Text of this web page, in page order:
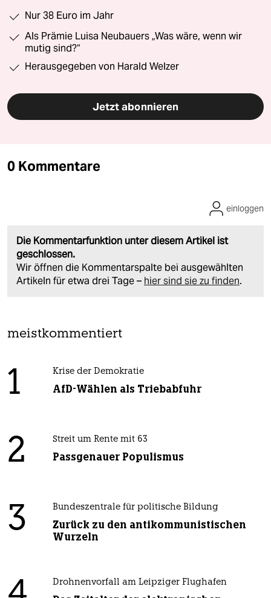
Nur 38 Euro im Jahr
Als Prämie Luisa Neubauers „Was wäre, wenn wir
mutig sind?“
Herausgegeben von Harald Welzer
Jetzt abonnieren
0 Kommentare
Die Kommentarfunktion unter diesem Artikel ist
geschlossen.
Wir öffnen die Kommentarspalte bei ausgewählten
Artikeln für etwa drei Tage – hier sind sie zu finden.
einloggen
meistkommentiert
1 Krise der Demokratie
AfD-Wählen als Triebabfuhr
2 Streit um Rente mit 63
Passgenauer Populismus
3 Bundeszentrale für politische Bildung
Zurück zu den antikommunistischen
Wurzeln
Drohnenvorfall am Leipziger Flughafen